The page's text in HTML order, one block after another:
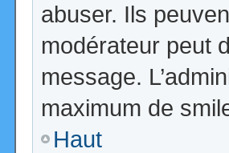
abuser. Ils
modérateur peut
message.
maximum de
Haut